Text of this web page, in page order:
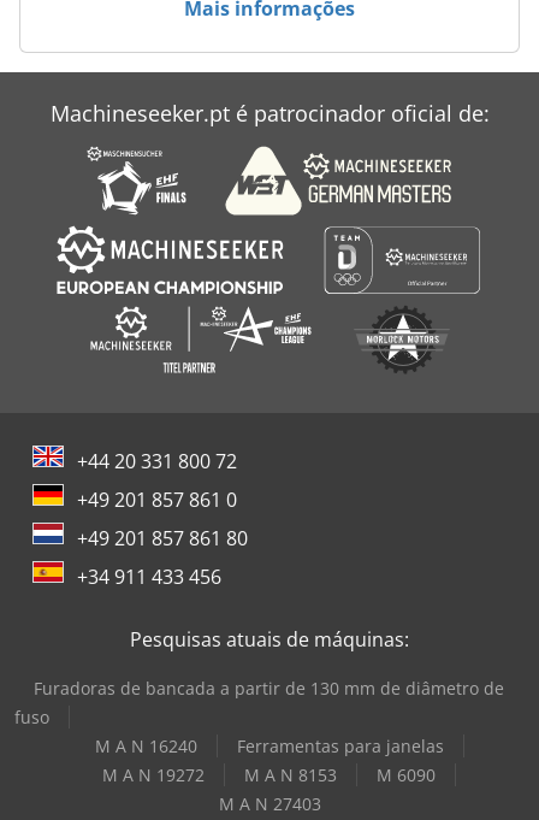
Mais informações
Machineseeker.pt é patrocinador oficial de:
+44 20 331 800 72
+49 201 857 861 0
+49 201 857 861 80
+34 911 433 456
Pesquisas atuais de máquinas:
Furadoras de bancada a partir de 130 mm de diâmetro de
fuso
M A N 16240
Ferramentas para janelas
M A N 19272
M A N 8153
M 6090
M A N 27403